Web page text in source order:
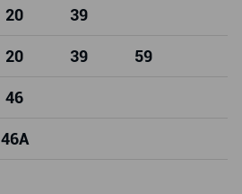
20 39
20 39 59
46
46A